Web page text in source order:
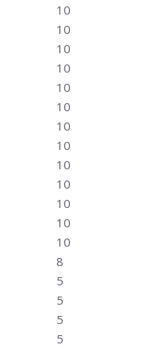
10
10
10
10
10
10
10
10
10
10
10
10
10
8
5
5
5
5